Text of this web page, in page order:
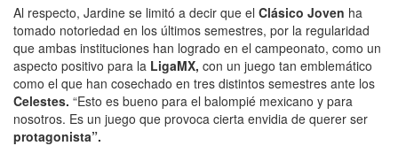
Al respecto, Jardine se limitó a decir que el Clásico Joven ha
tomado notoriedad en los últimos semestres, por la regularidad
que ambas instituciones han logrado en el campeonato, como un
aspecto positivo para la LigaMX, con un juego tan emblemático
como el que han cosechado en tres distintos semestres ante los
Celestes. “Esto es bueno para el balompié mexicano y para
nosotros. Es un juego que provoca cierta envidia de querer ser
protagonista”.